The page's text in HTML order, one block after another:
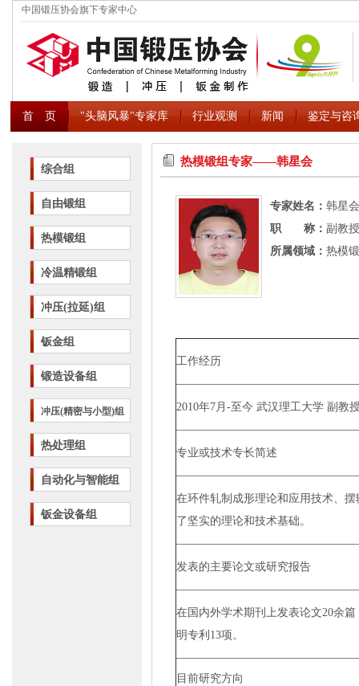
中国锻压协会旗下专家中心
首 页 "头脑风暴"专家库 行业观测 新闻 鉴定与咨
综合组
自由锻组
热模锻组
冷温精锻组
冲压(拉延)组
钣金组
锻造设备组
冲压(精密与小型)组
热处理组
自动化与智能组
钣金设备组
热模锻组专家――韩星会
专家姓名： 韩星会
职 称： 副教授
所属领域： 热模
工作经历
2010年7月 -至今 武汉理工大学 副教
专业或技术专长简述
在环件轧制成形理论和应用技术、
了坚实的理论和技术基础。
发表的主要论文或研究报告
在国内外学术期刊上发表论文20余篇
明专利 13项。
目前研究方向